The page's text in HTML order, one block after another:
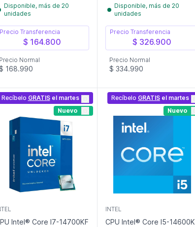
Disponible, más de 20
unidades
Precio Transferencia
$ 164.800
Precio Normal
168.990
Disponible, más de 20
unidades
Precio Transferencia
$ 326.900
Precio Normal
$ 334.990
Recíbelo GRATISel martes
Nuevo
Intel® Core I7-14700KF
Recíbelo GRATIS el martes
Nuevo
INTEL
CPU Intel® Core I5-14600K